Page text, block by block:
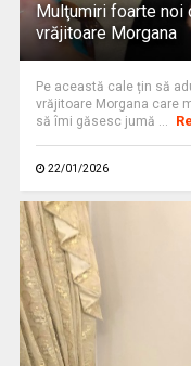
Mulţumiri foarte noi
vrăjitoare Morgana
Pe această cale țin să
vrăjitoare Morgana care
să îmi găsesc jumă ...
22/01/2026